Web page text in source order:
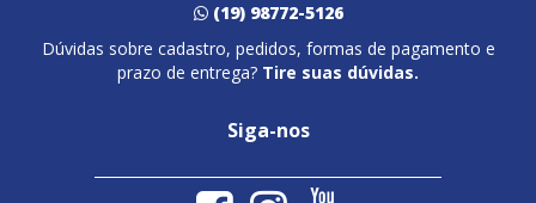
(19) 98772-5126
Dúvidas sobre cadastro, pedidos, formas de pagamento e
prazo de entrega? Tire suas dúvidas.
Siga-nos